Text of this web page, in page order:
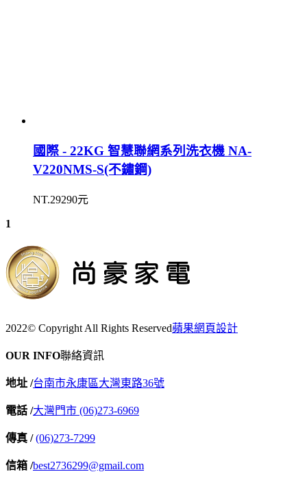
國際 - 22KG 智慧聯網系列洗衣機 NA-
V220NMS-S(不鏽鋼)
NT.29290元
1
2022© Copyright All Rights Reserved蘋果網頁設計
OUR INFO聯絡資訊
地址 /台南市永康區大灣東路36號
電話 /大灣門市 (06)273-6969
傳真 /(06)273-7299
信箱 /best2736299@gmail.com